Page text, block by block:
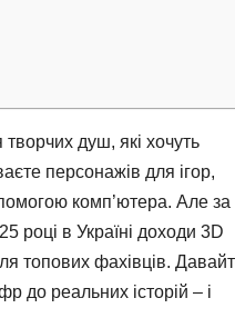
душ, які хочуть
персонажів для ігор,
комп’ютера. Але за
році в Україні доходи 3D
топових фахівців.
до реальних історій – і